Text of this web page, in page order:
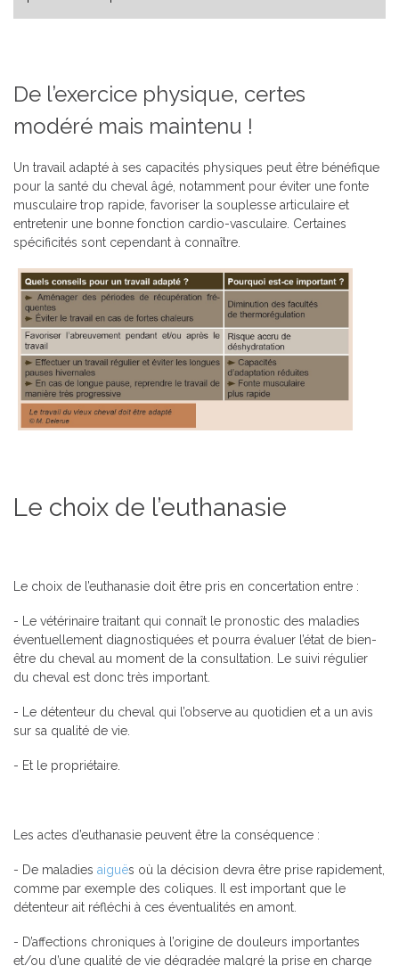
De l’exercice physique, certes
modéré mais maintenu !
Un travail adapté à ses capacités physiques peut être bénéfique
pour la santé du cheval âgé, notamment pour éviter une fonte
musculaire trop rapide, favoriser la souplesse articulaire et
entretenir une bonne fonction cardio-vasculaire. Certaines
spécificités sont cependant à connaître.
Le choix de l’euthanasie
Le choix de l’euthanasie doit être pris en concertation entre :
- Le vétérinaire traitant qui connaît le pronostic des maladies
éventuellement diagnostiquées et pourra évaluer l’état de bien-
être du cheval au moment de la consultation. Le suivi régulier
du cheval est donc très important.
- Le détenteur du cheval qui l’observe au quotidien et a un avis
sur sa qualité de vie.
- Et le propriétaire.
Les actes d’euthanasie peuvent être la conséquence :
- De maladies aiguës où la décision devra être prise rapidement,
comme par exemple des coliques. Il est important que le
détenteur ait réfléchi à ces éventualités en amont.
- D’affections chroniques à l’origine de douleurs importantes
et/ou d’une qualité de vie dégradée malgré la prise en charge